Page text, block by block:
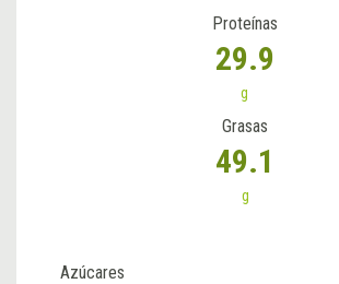
Proteínas
29.9
g
Grasas
49.1
g
Azúcares